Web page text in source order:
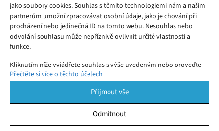
jako soubory cookies. Souhlas s těmito technologiemi nám a našim
partnerům umožní zpracovávat osobní údaje, jako je chování při
procházení nebo jedinečná ID na tomto webu. Nesouhlas nebo
odvolání souhlasu může nepříznivě ovlivnit určité vlastnosti a
funkce.
Kliknutím níže vyjádřete souhlas s výše uvedeným nebo proveďte
podrobnější rozhodnutí. Vaše volby budou použity pouze na tomto
pomocí přepínačů v Zásadách cookies nebo kliknutím na tlačítko
Spravovat souhlas ve spodní části obrazovky.
Přečtěte si více o těchto účelech
Přijmout vše
Odmítnout
baterie
Pondělí 23. 09. 2024 Samuel